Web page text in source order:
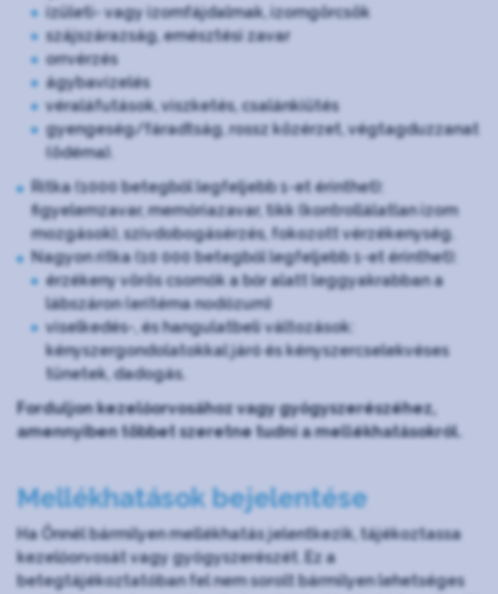
ízületi- vagy izomfájdalmak, izomgörcsök
szájszárazság, emésztési zavar
orrvérzés
ágybavizelés
véraláfutások, viszketés, csalánkiütés
gyengeség/fáradtság, rossz közérzet, végtagduzzanat
(ödéma).
Ritka (1000 betegből legfeljebb 1-et érinthet):
figyelemzavar, memóriazavar, tikk (kontrollálatlan izom
mozgások), szívdobogásérzés, fokozott vérzékenység.
Nagyon ritka (10 000 betegből legfeljebb 1-et érinthet):
érzékeny vörös csomók a bőr alatt leggyakrabban a
lábszáron (eritéma nodózum)
viselkedés-, és hangulatbeli változások:
kényszergondolatokkal járó és kényszercselekvéses
tünetek, dadogás.
Forduljon kezelőorvosához vagy gyógyszerészéhez,
amennyiben többet szeretne tudni a mellékhatásokról.
Mellékhatások bejelentése
Ha Önnél bármilyen mellékhatás jelentkezik, tájékoztassa
kezelőorvosát vagy gyógyszerészét. Ez a
betegtájékoztatóban fel nem sorolt bármilyen lehetséges